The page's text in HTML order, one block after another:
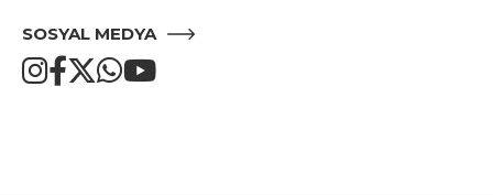
SOSYAL MEDYA